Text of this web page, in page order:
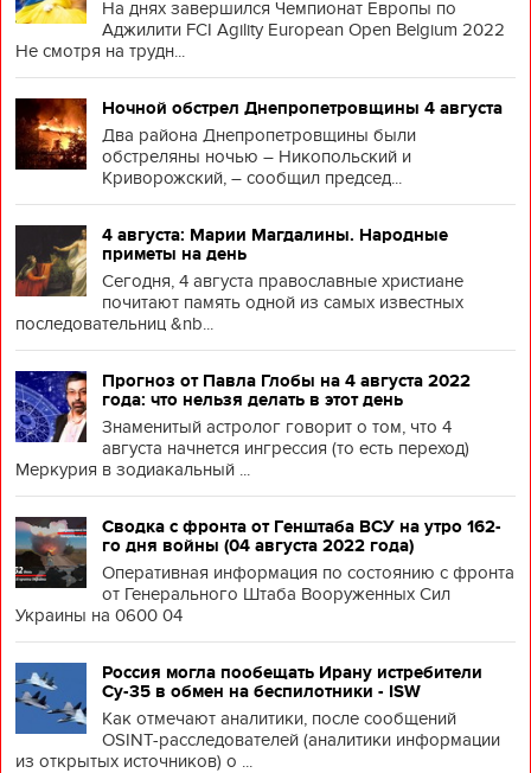
На днях завершился Чемпионат Европы по
Аджилити FCI Agility European Open Belgium 2022
Не смотря на трудн...
Ночной обстрел Днепропетровщины 4 августа
Два района Днепропетровщины были
обстреляны ночью – Никопольский и
Криворожский, – сообщил председ...
4 августа: Марии Магдалины. Народные
приметы на день
Сегодня, 4 августа православные христиане
почитают память одной из самых известных
последовательниц &nb...
Прогноз от Павла Глобы на 4 августа 2022
года: что нельзя делать в этот день
Знаменитый астролог говорит о том, что 4
августа начнется ингрессия (то есть переход)
Меркурия в зодиакальный ...
Сводка с фронта от Генштаба ВСУ на утро 162-
го дня войны (04 августа 2022 года)
Оперативная информация по состоянию с фронта
от Генерального Штаба Вооруженных Сил
Украины на 0600 04
Россия могла пообещать Ирану истребители
Су-35 в обмен на беспилотники - ISW
Как отмечают аналитики, после сообщений
OSINT-расследователей (аналитики информации
из открытых источников) о ...